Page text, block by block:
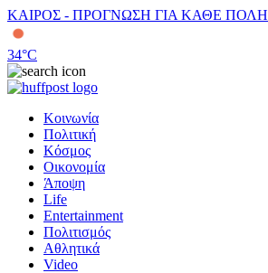
ΚΑΙΡΟΣ - ΠΡΟΓΝΩΣΗ ΓΙΑ ΚΑΘΕ ΠΟΛΗ
34°C
Κοινωνία
Πολιτική
Κόσμος
Οικονομία
Άποψη
Life
Entertainment
Πολιτισμός
Αθλητικά
Video